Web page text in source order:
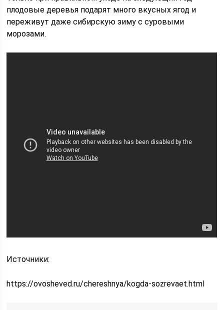
плодовые деревья подарят много вкусных ягод и
переживут даже сибирскую зиму с суровыми
морозами.
Источники:
https://ovosheved.ru/chereshnya/kogda-sozrevaet.html